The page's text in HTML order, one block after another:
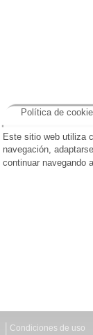
Condiciones de uso
Este sitio web utiliza
navegación,
continuar navegando
Política de